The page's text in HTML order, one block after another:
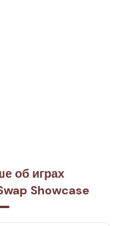
об играх
Showcase